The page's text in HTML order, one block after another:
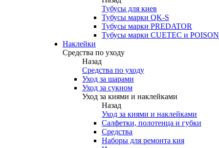
Тубусы для киев
Тубусы марки QK-S
Тубусы марки PREDATOR
Тубусы марки CUETEC и POISON
Наклейки
Средства по уходу
Назад
Средства по уходу
Уход за шарами
Уход за сукном
Уход за киями и наклейками
Назад
Уход за киями и наклейками
Салфетки, полотенца и губки
Средства
Наборы для ремонта кия